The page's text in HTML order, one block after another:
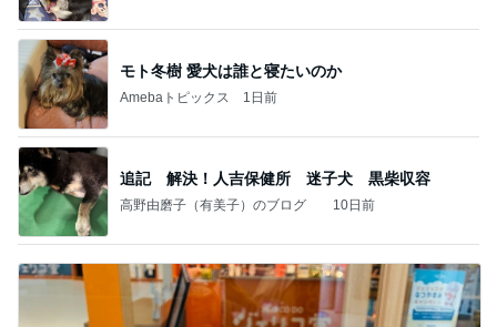
モト冬樹 愛犬は誰と寝たいのか
Amebaトピックス 1日前
追記 解決！人吉保健所 迷子犬 黒柴収容
高野由磨子（有美子）のブログ 10日前